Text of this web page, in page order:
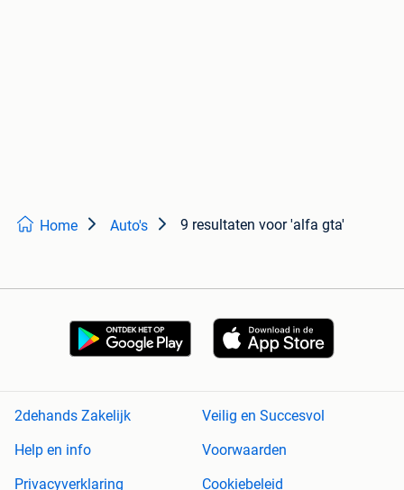
Home Auto's 9 resultaten voor 'alfa gta'
2dehands Zakelijk
Veilig en Succesvol
Help en info
Voorwaarden
Privacyverklaring
Cookiebeleid